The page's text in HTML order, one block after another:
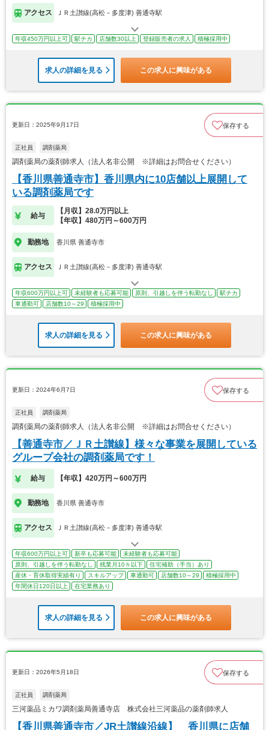
アクセス ＪＲ土讃線(高松－多度津) 善通寺駅
年収450万円以上可 駅チカ 店舗数30以上 登録販売者の求人 積極採用中
求人の詳細を見る この求人に興味がある
更新日：2025年9月17日 保存する
正社員 調剤薬局
調剤薬局の薬剤師求人（法人名非公開 ※詳細はお問合せください）
【香川県善通寺市】香川県内に10店舗以上展開して
いる調剤薬局です
給与
【月収】28.0万円以上
【年収】480万円～600万円
勤務地 香川県 善通寺市
アクセス ＪＲ土讃線(高松－多度津) 善通寺駅
年収600万円以上可 未経験者も応募可能 原則、引越しを伴う転勤なし
駅チカ
車通勤可
店舗数10～29 積極採用中
求人の詳細を見る この求人に興味がある
更新日：2024年6月7日 保存する
正社員 調剤薬局
調剤薬局の薬剤師求人（法人名非公開 ※詳細はお問合せください）
【善通寺市／ＪＲ土讃線】様々な事業を展開している
グループ会社の調剤薬局です！
給与 【年収】420万円～600万円
勤務地 香川県 善通寺市
アクセス ＪＲ土讃線(高松－多度津) 善通寺駅
年収600万円以上可 新卒も応募可能
未経験者も応募可能
原則、引越しを伴う転勤なし
残業月10ｈ以下
住宅補助（手当）あり
産休・育休取得実績有り
スキルアップ 車通勤可 店舗数10～29
積極採用中
年間休日120日以上
在宅業務あり
求人の詳細を見る この求人に興味がある
更新日：2026年5月18日 保存する
正社員 調剤薬局
三河薬品ミカワ調剤薬局善通寺店 株式会社三河薬品の薬剤師求人
【香川県善通寺市／JR土讃線沿線】 香川県に店舗